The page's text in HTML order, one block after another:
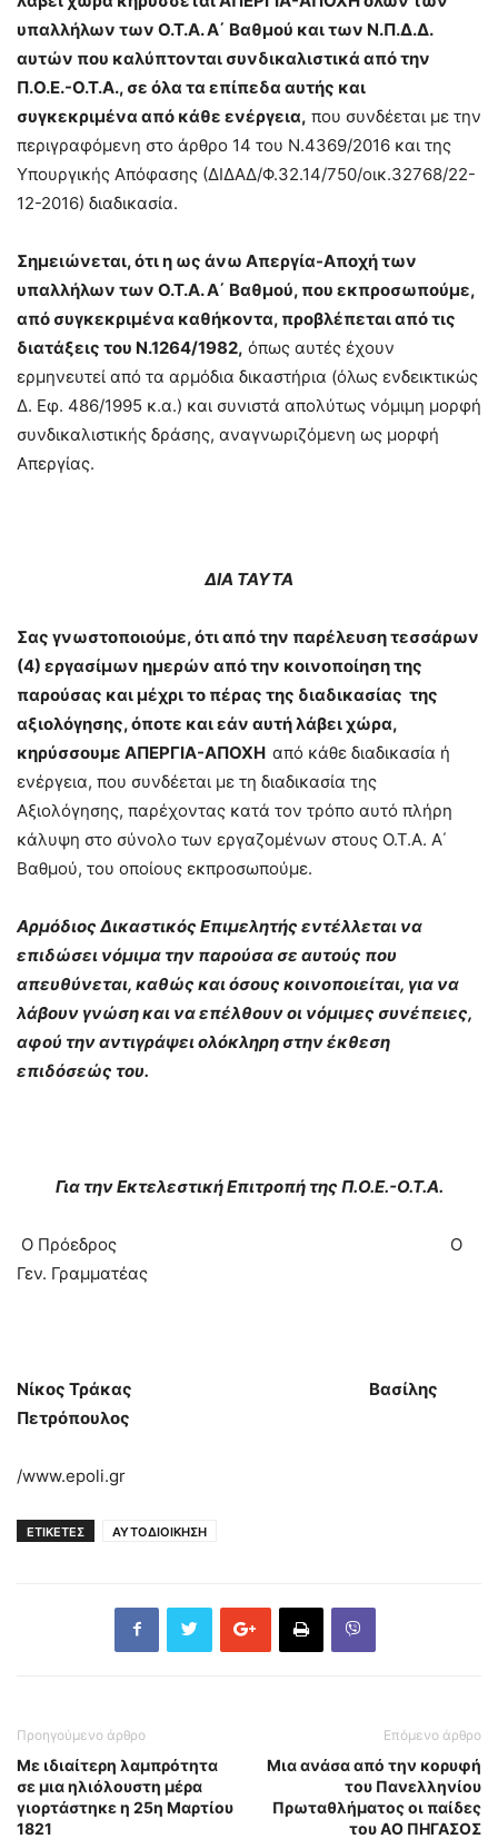
υπαλλήλων των Ο.Τ.Α. Α΄ Βαθμού και των Ν.Π.Δ.Δ.
αυτών που καλύπτονται συνδικαλιστικά από την
Π.Ο.Ε.-Ο.Τ.Α., σε όλα τα επίπεδα αυτής και
συγκεκριμένα από κάθε ενέργεια, που συνδέεται με την
περιγραφόμενη στο άρθρο 14 του Ν.4369/2016 και της
Υπουργικής Απόφασης (ΔΙΔΑΔ/Φ.32.14/750/οικ.32768/22-
12-2016) διαδικασία.
Σημειώνεται, ότι η ως άνω Απεργία-Αποχή των
υπαλλήλων των Ο.Τ.Α. Α΄ Βαθμού, που εκπροσωπούμε,
από συγκεκριμένα καθήκοντα, προβλέπεται από τις
διατάξεις του Ν.1264/1982, όπως αυτές έχουν
ερμηνευτεί από τα αρμόδια δικαστήρια (όλως ενδεικτικώς
Δ. Εφ. 486/1995 κ.α.) και συνιστά απολύτως νόμιμη μορφή
συνδικαλιστικής δράσης, αναγνωριζόμενη ως μορφή
Απεργίας.
ΔΙΑ ΤΑΥΤΑ
Σας γνωστοποιούμε, ότι από την παρέλευση τεσσάρων
(4) εργασίμων ημερών από την κοινοποίηση της
παρούσας και μέχρι το πέρας της διαδικασίας της
αξιολόγησης, όποτε και εάν αυτή λάβει χώρα,
κηρύσσουμε ΑΠΕΡΓΙΑ-ΑΠΟΧΗ από κάθε διαδικασία ή
ενέργεια, που συνδέεται με τη διαδικασία της
Αξιολόγησης, παρέχοντας κατά τον τρόπο αυτό πλήρη
κάλυψη στο σύνολο των εργαζομένων στους Ο.Τ.Α. Α΄
Βαθμού, του οποίους εκπροσωπούμε.
Αρμόδιος Δικαστικός Επιμελητής εντέλλεται να
επιδώσει νόμιμα την παρούσα σε αυτούς που
απευθύνεται, καθώς και όσους κοινοποιείται, για να
λάβουν γνώση και να επέλθουν οι νόμιμες συνέπειες,
αφού την αντιγράψει ολόκληρη στην έκθεση
επιδόσεώς του.
Για την Εκτελεστική Επιτροπή της Π.Ο.Ε.-Ο.Τ.Α.
Ο Πρόεδρος Ο
Γεν. Γραμματέας
Νίκος Τράκας Βασίλης
Πετρόπουλος
/www.epoli.gr
ΕΤΙΚΕΤΕΣ ΑΥΤΟΔΙΟΙΚΗΣΗ
Προηγούμενο άρθρο
Με ιδιαίτερη λαμπρότητα
σε μια ηλιόλουστη μέρα
γιορτάστηκε η 25η Μαρτίου
1821
Επόμενο άρθρο
Μια ανάσα από την κορυφή
του Πανελληνίου
Πρωταθλήματος οι παίδες
του ΑΟ ΠΗΓΑΣΟΣ